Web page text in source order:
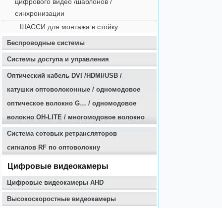
синхронизации
ШАССИ для монтажа в стойку
Беспроводные системы
Системы доступа и управления
Оптичеcкий кабель DVI /HDMI/USB /
катушки оптоволоконные / одномодовое
оптическое волокно G… / одномодовое
волокно OH-LITE / многомодовое волокно
Система сотовых ретрансляторов
сигналов RF по оптоволокну
Цифровые видеокамеры
Цифровые видеокамеры AHD
Высокоскоростные видеокамеры